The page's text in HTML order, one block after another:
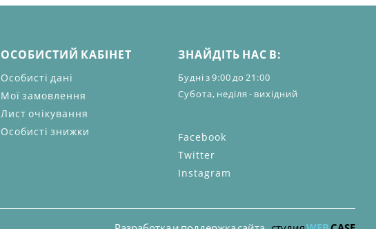
ОСОБИСТИЙ КАБІНЕТ
Особисті дані
Мої замовлення
Лист очікування
Особисті знижки
ЗНАЙДІТЬ НАС В:
Будні з 9:00 до 21:00
Субота, неділя - вихідний
Facebook
Twitter
Instagram